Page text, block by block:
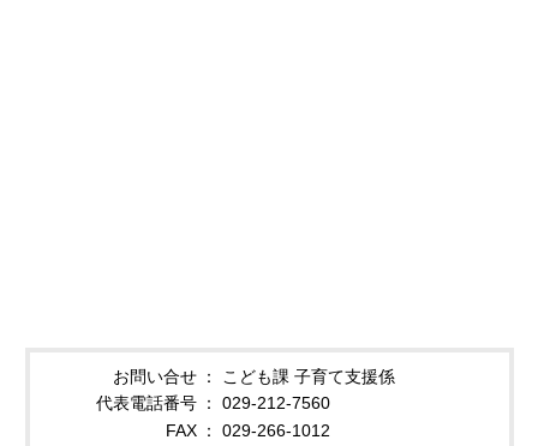
お問い合せ
こども課 子育て支援係
代表電話番号
029-212-7560
FAX
029-266-1012